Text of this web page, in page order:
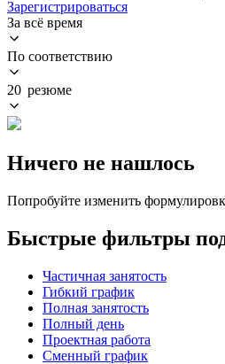
Зарегистрироваться
За всё время
По соответствию
20 резюме
Ничего не нашлось
Попробуйте изменить
Быстрые фильтры
Частичная занятость
Гибкий график
Полная занятость
Полный день
Проектная работа
Сменный график